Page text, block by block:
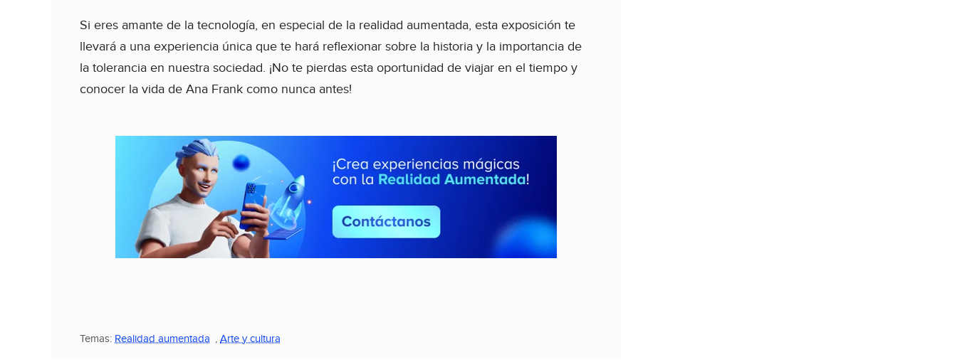
Si eres amante de la tecnología, en especial de la realidad aumentada, esta exposición te
llevará a una experiencia única que te hará reflexionar sobre la historia y la importancia de
la tolerancia en nuestra sociedad. ¡No te pierdas esta oportunidad de viajar en el tiempo y
conocer la vida de Ana Frank como nunca antes!
Temas: Realidad aumentada , Arte y cultura